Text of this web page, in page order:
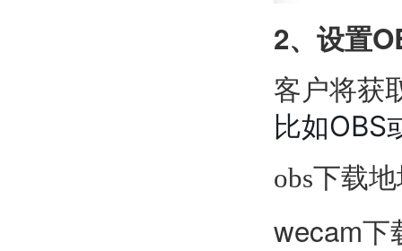
2、设置
客户将获
比如OBS
obs下载
wecam下